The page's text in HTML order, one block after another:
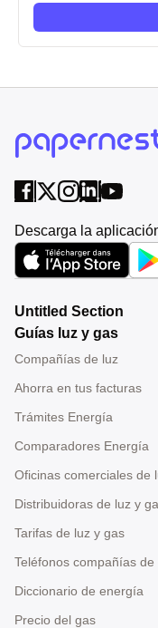
Descarga la
Untitled Section
Guías luz y gas
Compañías de luz
Ahorra en tus facturas
Trámites Energía
Comparadores Energía
Oficinas comerciales de
Distribuidoras de luz y
Tarifas de luz y gas
Teléfonos compañías de
Diccionario de energía
Precio del gas